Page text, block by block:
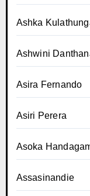
Ashka
Ashwini
Asira Fernando
Asiri Perera
Asoka
Assasinandie